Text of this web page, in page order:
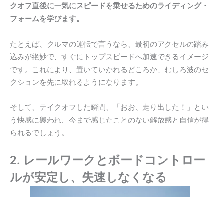
クオフ直後に一気にスピードを乗せるためのライディング・
フォームを学びます。
たとえば、クルマの運転で言うなら、最初のアクセルの踏み
込みが絶妙で、すぐにトップスピードへ加速できるイメージ
です。これにより、置いていかれるどころか、むしろ波のセ
クションを先に取れるようになります。
そして、テイクオフした瞬間、「おお、走り出した！」とい
う快感に襲われ、今まで感じたことのない解放感と自信が得
られるでしょう。
2. レールワークとボードコントロー
ルが安定し、失速しなくなる